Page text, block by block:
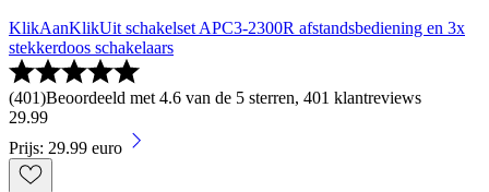
KlikAanKlikUit schakelset APC3-2300R afstandsbediening en 3x
stekkerdoos schakelaars
(401)Beoordeeld met 4.6 van de 5 sterren, 401 klantreviews
29.99
Prijs: 29.99 euro